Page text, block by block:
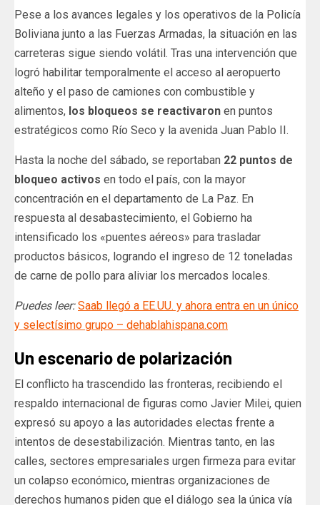
Pese a los avances legales y los operativos de la Policía
Boliviana junto a las Fuerzas Armadas, la situación en las
carreteras sigue siendo volátil. Tras una intervención que
logró habilitar temporalmente el acceso al aeropuerto
alteño y el paso de camiones con combustible y
alimentos, los bloqueos se reactivaron en puntos
estratégicos como Río Seco y la avenida Juan Pablo II.
Hasta la noche del sábado, se reportaban 22 puntos de
bloqueo activos en todo el país, con la mayor
concentración en el departamento de La Paz. En
respuesta al desabastecimiento, el Gobierno ha
intensificado los «puentes aéreos» para trasladar
productos básicos, logrando el ingreso de 12 toneladas
de carne de pollo para aliviar los mercados locales.
Puedes leer:Saab llegó a EE.UU. y ahora entra en un único
y selectísimo grupo – dehablahispana.com
Un escenario de polarización
El conflicto ha trascendido las fronteras, recibiendo el
respaldo internacional de figuras como Javier Milei, quien
expresó su apoyo a las autoridades electas frente a
intentos de desestabilización. Mientras tanto, en las
calles, sectores empresariales urgen firmeza para evitar
un colapso económico, mientras organizaciones de
derechos humanos piden que el diálogo sea la única vía